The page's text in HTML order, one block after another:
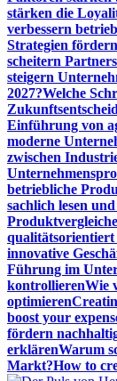
stärken die
verbessern
Strategien
scheitern
steigern
2027?Welche
Einführung von
moderne
zwischen
betriebliche
sachlich lesen
innovative
Führung im
kontrollierenWie
optimieren
boost your
fördern
erklärenWarum
Markt?How to